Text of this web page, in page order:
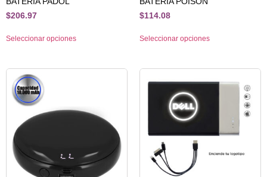
$206.97
Seleccionar opciones
$114.08
Seleccionar opciones